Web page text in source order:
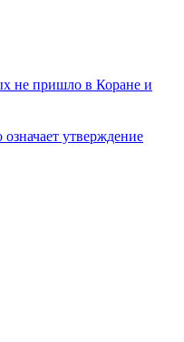
не пришло в Коране и
утверждение